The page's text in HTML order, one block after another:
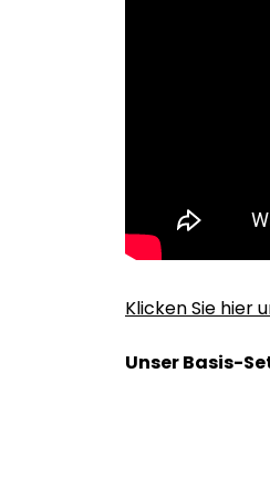
Klicken Sie hier
Unser Basis-